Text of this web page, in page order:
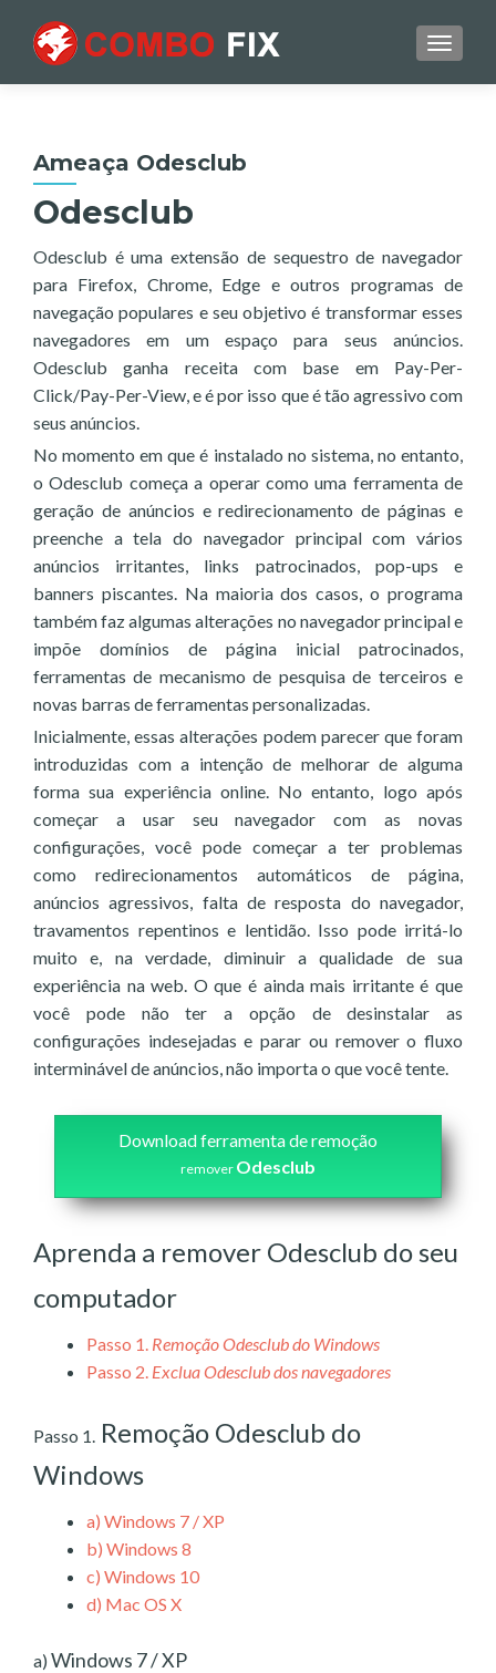
Ameaça Odesclub
Odesclub
Odesclub é uma extensão de sequestro de navegador
para Firefox, Chrome, Edge e outros programas de
navegação populares e seu objetivo é transformar esses
navegadores em um espaço para seus anúncios.
Odesclub ganha receita com base em Pay-Per-
Click/Pay-Per-View, e é por isso que é tão agressivo com
seus anúncios.
No momento em que é instalado no sistema, no entanto,
o Odesclub começa a operar como uma ferramenta de
geração de anúncios e redirecionamento de páginas e
preenche a tela do navegador principal com vários
anúncios irritantes, links patrocinados, pop-ups e
banners piscantes. Na maioria dos casos, o programa
também faz algumas alterações no navegador principal e
impõe domínios de página inicial patrocinados,
ferramentas de mecanismo de pesquisa de terceiros e
novas barras de ferramentas personalizadas.
Inicialmente, essas alterações podem parecer que foram
introduzidas com a intenção de melhorar de alguma
forma sua experiência online. No entanto, logo após
começar a usar seu navegador com as novas
configurações, você pode começar a ter problemas
como redirecionamentos automáticos de página,
anúncios agressivos, falta de resposta do navegador,
travamentos repentinos e lentidão. Isso pode irritá-lo
muito e, na verdade, diminuir a qualidade de sua
experiência na web. O que é ainda mais irritante é que
você pode não ter a opção de desinstalar as
configurações indesejadas e parar ou remover o fluxo
interminável de anúncios, não importa o que você tente.
Download ferramenta de remoção
remover Odesclub
Aprenda a remover Odesclub do seu
computador
Passo 1. Remoção Odesclub do Windows
Passo 2. Exclua Odesclub dos navegadores
Passo 1. Remoção Odesclub do
Windows
a) Windows 7 / XP
b) Windows 8
c) Windows 10
d) Mac OS X
a) Windows 7 / XP